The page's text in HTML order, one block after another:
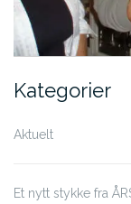
Kategorier
Aktuelt
Et nytt stykke fra